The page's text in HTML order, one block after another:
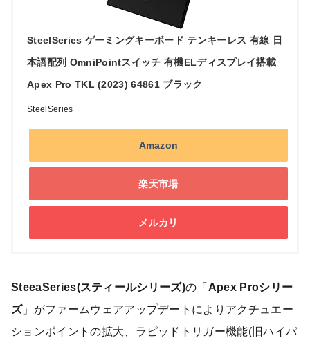
SteelSeries ゲーミングキーボード テンキーレス 有線 日
本語配列 OmniPointスイッチ 有機ELディスプレイ搭載
Apex Pro TKL (2023) 64861 ブラック
SteelSeries
Amazon
楽天市場
メルカリ
SteeaSeries(スティールシリーズ)の「 Apex Proシリー
ズ」がファームウェアアップデートによりアクチュエー
ションポイントの拡大、ラピッドトリガー機能(旧ハイパ